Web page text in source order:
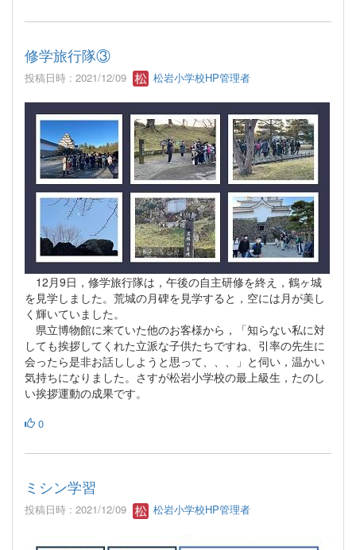
修学旅行隊③
投稿日時 : 2021/12/09 松岩小学校HP管理者
12月9日，修学旅行隊は，午後の自主研修を終え，鶴ヶ城
を見学しました。荒城の月碑を見学すると，空には月が美し
く輝いていました。
県立博物館に来ていた他のお客様から，「知らない私に対
しても挨拶してくれた立派な子供たちですね、引率の先生に
会ったら是非お話ししようと思って、、、」と伺い，温かい
気持ちになりました。さすが松岩小学校の最上級生，たのし
い挨拶運動の成果です。
0
ミシン学習
投稿日時 : 2021/12/09 松岩小学校HP管理者